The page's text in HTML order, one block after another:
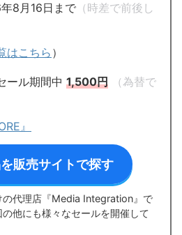
8月16日まで （時差で前後し
はこちら ）
ル期間中 1,500円
（為替で
』
販売サイトで探す
の代理店『Media Integration』で
他にも様々なセールを開催して